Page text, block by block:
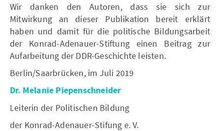
Wir danken den Autoren, dass sie sich zur
Mitwirkung an dieser Publikation bereit erklärt
haben und damit für die politische Bildungsarbeit
der Konrad-Adenauer-Stiftung einen Beitrag zur
Aufarbeitung der DDR-Geschichte leisten.
Berlin/Saarbrücken, im Juli 2019
Dr. Melanie Piepenschneider
Leiterin der Politischen Bildung
der Konrad-Adenauer-Stifung e. V.